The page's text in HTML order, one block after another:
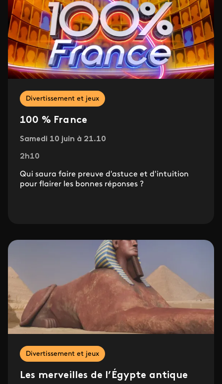
Divertissement et jeux
100 % France
Samedi 10 juin à 21.10
2h10
Qui saura faire preuve d'astuce et d'intuition
pour flairer les bonnes réponses ?
Divertissement et jeux
Les merveilles de l’Égypte antique